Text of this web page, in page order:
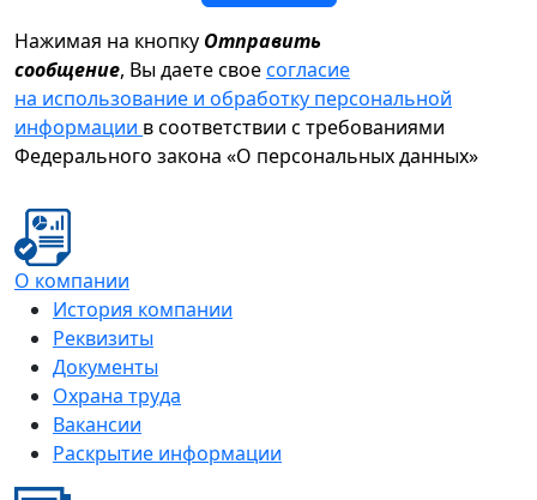
Нажимая на кнопку Отправить
сообщение, Вы даете своесогласие
на использование и обработку персональной
информации в соответствии с требованиями
Федерального закона «О персональных данных»
О компании
История компании
Реквизиты
Документы
Охрана труда
Вакансии
Раскрытие информации